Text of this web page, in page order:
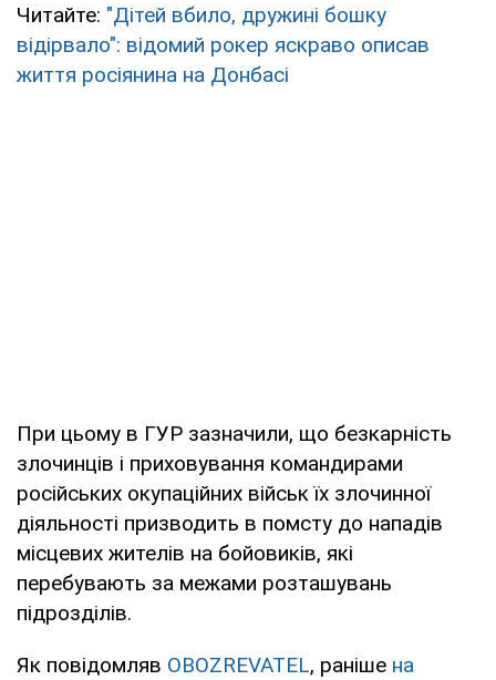
Читайте: "Дітей вбило, дружині бошку
відірвало": відомий рокер яскраво описав
життя росіянина на Донбасі
При цьому в ГУР зазначили, що безкарність
злочинців і приховування командирами
російських окупаційних військ їх злочинної
діяльності призводить в помсту до нападів
місцевих жителів на бойовиків, які
перебувають за межами розташувань
підрозділів.
Як повідомляв OBOZREVATEL, раніше на